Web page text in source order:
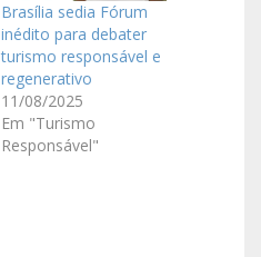
Brasília sedia Fórum
inédito para debater
turismo responsável e
regenerativo
11/08/2025
Em "Turismo
Responsável"